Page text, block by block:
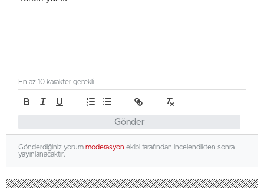
Gönder
En az 10 karakter gerekli
Gönderdiğiniz yorum moderasyon ekibi tarafından incelendikten sonra
yayınlanacaktır.